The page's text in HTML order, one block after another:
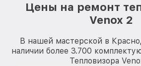
Цены на ремонт
Venox 2
В нашей мастерской в
наличии более 3.700
Тепловизора